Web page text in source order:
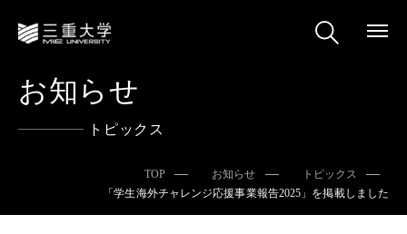
お知らせ
トピックス
TOP お知らせ
トピックス
「学生海外チャレンジ応援事業報告2025」を掲載しました